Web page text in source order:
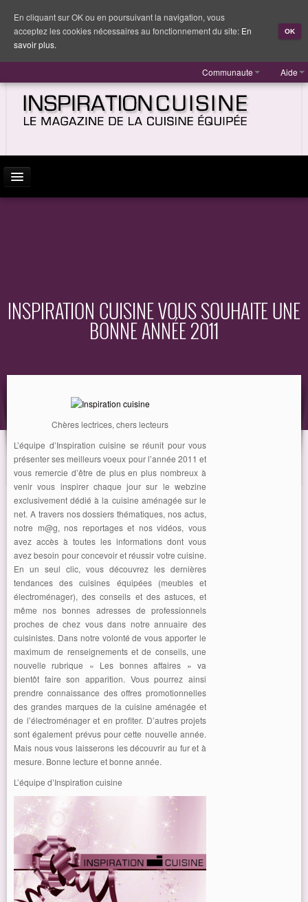
Communaute Aide
INSPIRATION CUISINE VOUS SOUHAITE UNE
BONNE ANNÉE 2011
Chères lectrices, chers lecteurs
L’équipe d’Inspiration cuisine se réunit pour vous
présenter ses meilleurs voeux pour l’année 2011 et
vous remercie d’être de plus en plus nombreux à
venir vous inspirer chaque jour sur le webzine
exclusivement dédié à la cuisine aménagée sur le
net. A travers nos dossiers thématiques, nos actus,
notre m@g, nos reportages et nos vidéos, vous
avez accès à toutes les informations dont vous
avez besoin pour concevoir et réussir votre cuisine.
En un seul clic, vous découvrez les dernières
tendances des cuisines équipées (meubles et
électroménager), des conseils et des astuces, et
même nos bonnes adresses de professionnels
proches de chez vous dans notre annuaire des
cuisinistes. Dans notre volonté de vous apporter le
maximum de renseignements et de conseils, une
nouvelle rubrique « Les bonnes affaires » va
bientôt faire son apparition. Vous pourrez ainsi
prendre connaissance des offres promotionnelles
des grandes marques de la cuisine aménagée et
de l’électroménager et en profiter. D’autres projets
sont également prévus pour cette nouvelle année.
Mais nous vous laisserons les découvrir au fur et à
mesure. Bonne lecture et bonne année.
L’équipe d’Inspiration cuisine
En cliquant sur OK ou en poursuivant la navigation, vous
acceptez les cookies nécessaires au fonctionnement du site: En
savoir plus.
OK